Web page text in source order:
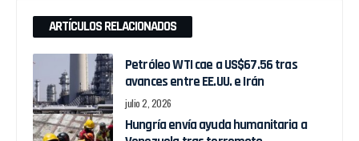
ARTÍCULOS RELACIONADOS
Petróleo WTI cae a US$67.56 tras
avances entre EE.UU. e Irán
julio 2, 2026
Hungría envía ayuda humanitaria a